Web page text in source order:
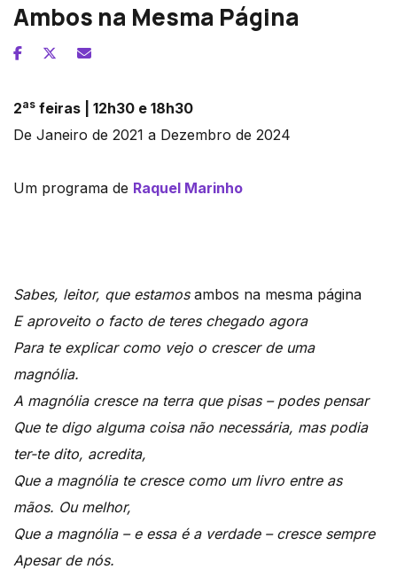
Ambos na Mesma Página
2as feiras | 12h30 e 18h30
De Janeiro de 2021 a Dezembro de 2024
Um programa de Raquel Marinho
Sabes, leitor, que estamos ambos na mesma página
E aproveito o facto de teres chegado agora
Para te explicar como vejo o crescer de uma
magnólia.
A magnólia cresce na terra que pisas – podes pensar
Que te digo alguma coisa não necessária, mas podia
ter-te dito, acredita,
Que a magnólia te cresce como um livro entre as
mãos. Ou melhor,
Que a magnólia – e essa é a verdade – cresce sempre
Apesar de nós.